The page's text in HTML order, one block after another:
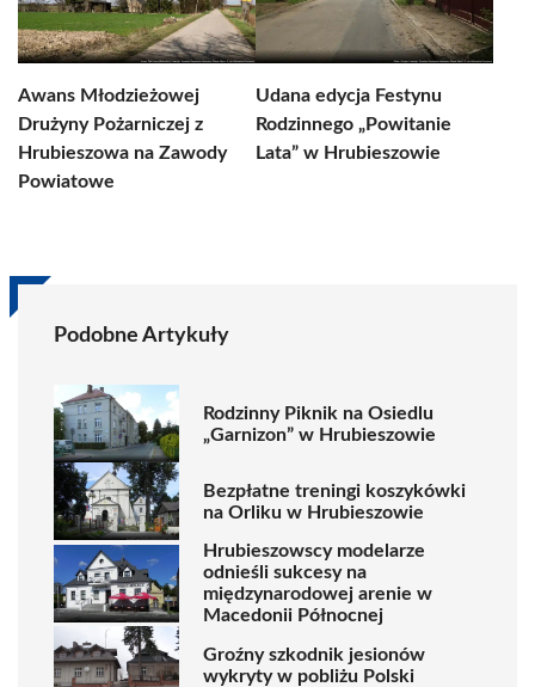
Awans Młodzieżowej
Drużyny Pożarniczej z
Hrubieszowa na Zawody
Powiatowe
Udana edycja Festynu
Rodzinnego „Powitanie
Lata” w Hrubieszowie
Podobne Artykuły
Rodzinny Piknik na Osiedlu
„Garnizon” w Hrubieszowie
Bezpłatne treningi koszykówki
na Orliku w Hrubieszowie
Hrubieszowscy modelarze
odnieśli sukcesy na
międzynarodowej arenie w
Macedonii Północnej
Groźny szkodnik jesionów
wykryty w pobliżu Polski